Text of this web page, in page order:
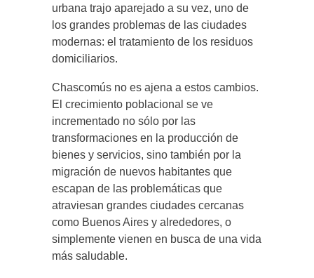
urbana trajo aparejado a su vez, uno de
los grandes problemas de las ciudades
modernas: el tratamiento de los residuos
domiciliarios.
Chascomús no es ajena a estos cambios.
El crecimiento poblacional se ve
incrementado no sólo por las
transformaciones en la producción de
bienes y servicios, sino también por la
migración de nuevos habitantes que
escapan de las problemáticas que
atraviesan grandes ciudades cercanas
como Buenos Aires y alrededores, o
simplemente vienen en busca de una vida
más saludable.